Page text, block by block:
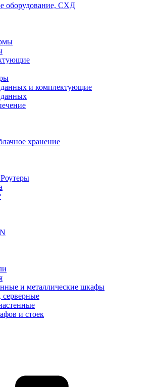
оборудование, СХД
и комплектующие
хранение
и металлические шкафы
и стоек